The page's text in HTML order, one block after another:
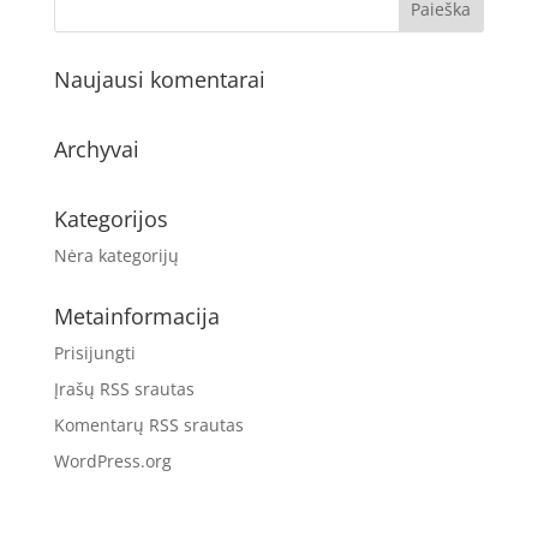
Naujausi komentarai
Archyvai
Kategorijos
Nėra kategorijų
Metainformacija
Prisijungti
Įrašų RSS srautas
Komentarų RSS srautas
WordPress.org